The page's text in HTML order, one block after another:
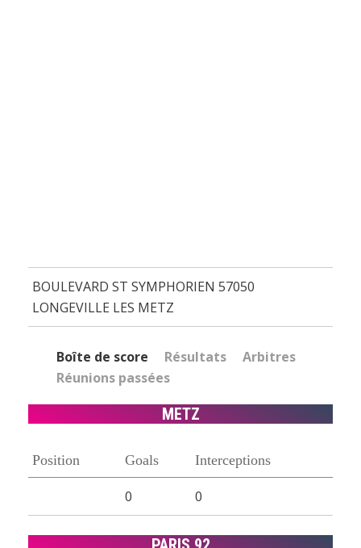
BOULEVARD ST SYMPHORIEN 57050
LONGEVILLE LES METZ
Boîte de score Résultats
Arbitres
Réunions passées
METZ
Position Goals Interceptions
0 0